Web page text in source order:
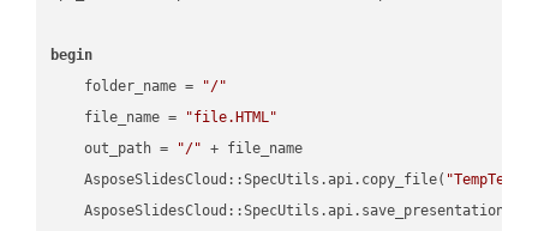
begin
    folder_name =
"/"
    file_name =
"file.HTML"
    out_path =
"/" + file_name
    AsposeSlidesCloud::SpecUtils.api.copy_file(